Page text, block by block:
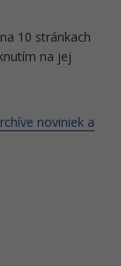
10 stránkach
na jej
noviniek a